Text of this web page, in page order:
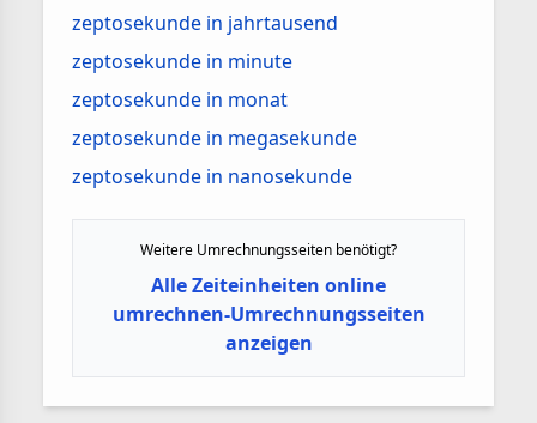
zeptosekunde in jahrtausend
zeptosekunde in minute
zeptosekunde in monat
zeptosekunde in megasekunde
zeptosekunde in nanosekunde
Weitere Umrechnungsseiten benötigt?
Alle Zeiteinheiten online
umrechnen-Umrechnungsseiten
anzeigen